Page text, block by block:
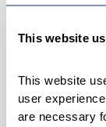
This website
This website
user
are necessary